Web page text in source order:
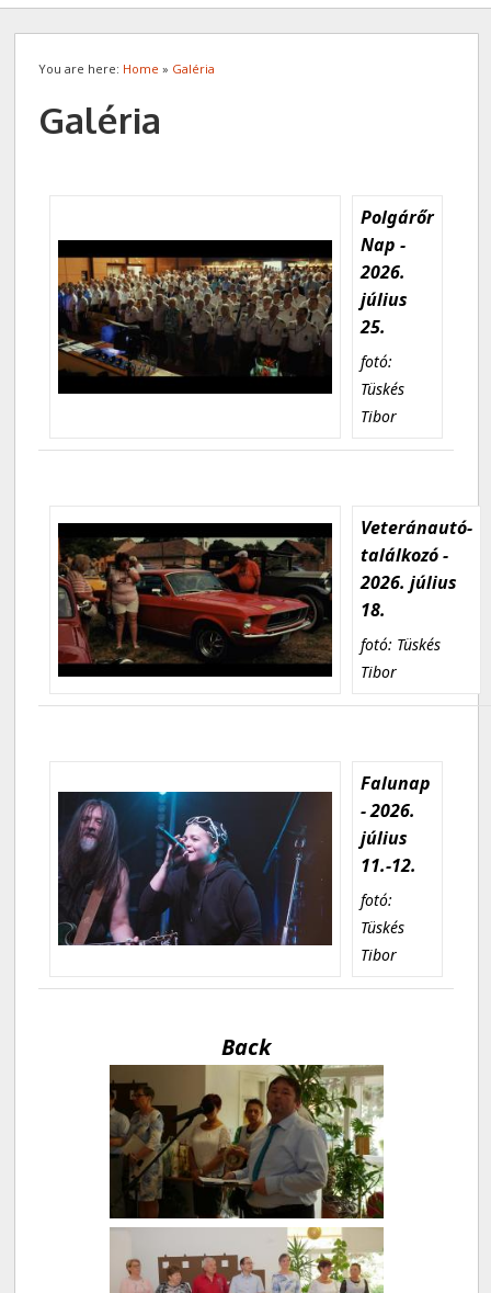
You are here: Home » Galéria
Galéria
Polgárőr
Nap -
2026.
július
25.
fotó:
Tüskés
Tibor
Veteránautó-
találkozó -
2026. július
18.
fotó: Tüskés
Tibor
Falunap
- 2026.
július
11.-12.
fotó:
Tüskés
Tibor
Back